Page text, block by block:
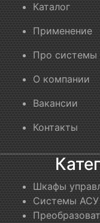
Каталог
Применение
Про
О компании
Вакансии
Контакты
Шкафы
Системы